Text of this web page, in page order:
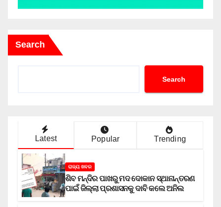
Search
Search
Latest Popular Trending
ରାଜ୍ୟ ଖବର
ଶିବ ମନ୍ଦିର ପାଖରୁ ମଦ ଦୋକାନ ସ୍ଥାନାନ୍ତରଣ
ପାଇଁ ଜିଲ୍ଲା ପ୍ରଶାସନକୁ ଦାବି କଲେ ଅନିଲ